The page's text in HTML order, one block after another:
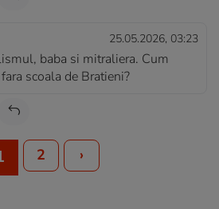
25.05.2026, 03:23
baba si mitraliera. Cum
scoala de Bratieni?
2 ›